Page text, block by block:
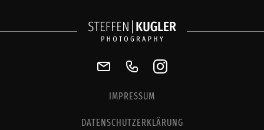
IMPRESSUM
DATENSCHUTZERKLÄRUNG